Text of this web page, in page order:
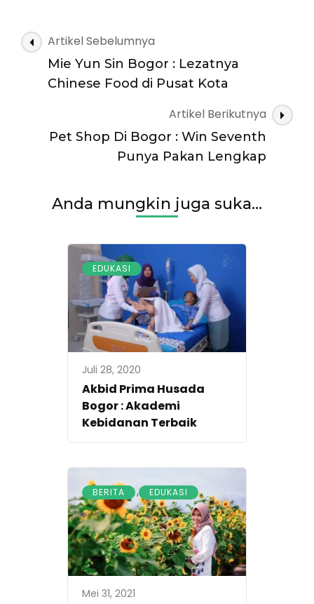
Generasi
Navigasi
Artikel
Artikel Sebelumnya
Mie Yun Sin Bogor : Lezatnya
Chinese Food di Pusat Kota
Artikel Berikutnya
Pet Shop Di Bogor : Win Seventh
Punya Pakan Lengkap
Anda mungkin juga suka...
EDUKASI
Juli 28, 2020
Akbid Prima Husada
Bogor : Akademi
Kebidanan Terbaik
BERITA , EDUKASI
Mei 31, 2021